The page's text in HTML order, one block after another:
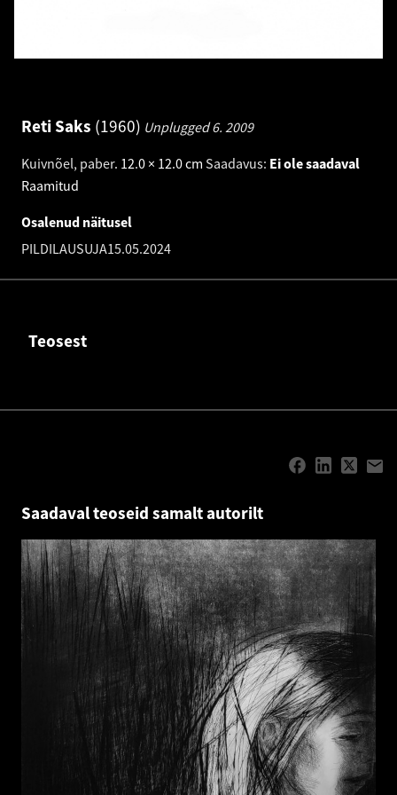
Reti Saks 1960 Unplugged 6. 2009
Kuivnõel, paber. 12.0 × 12.0 cm Saadavus: Ei ole saadaval
Raamitud
Osalenud näitusel
PILDILAUSUJA15.05.2024
Teosest
Saadaval teoseid samalt autorilt